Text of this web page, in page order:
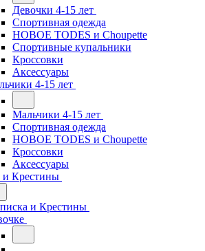
Девочки 4-15 лет
Спортивная одежда
НОВОЕ TODES и Choupette
Спортивные купальники
Кроссовки
Аксессуары
4-15 лет
Мальчики 4-15 лет
Спортивная одежда
НОВОЕ TODES и Choupette
Кроссовки
Аксессуары
Крестины
и Крестины